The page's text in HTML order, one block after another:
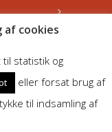
af cookies
statistik og
eller forsat brug af
til indsamling af